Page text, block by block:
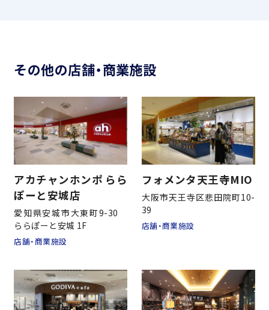
その他の店舗・商業施設
アカチャンホンポ らら
ぽーと安城店
愛知県安城市大東町9-30
ららぽーと安城 1F
店舗・商業施設
フォメンタ天王寺MIO
大阪市天王寺区悲田院町10-
39
店舗・商業施設